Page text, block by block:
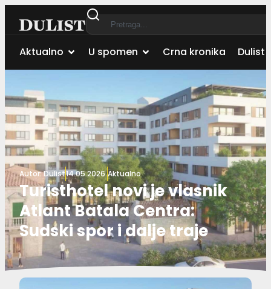
Aktualno U spomen Crna kronika Dulist
Autor:Dulist14.05.2026.Aktualno
Turisthotel novi je vlasnik
Atlant Batala Centra:
Sudski spor i dalje traje